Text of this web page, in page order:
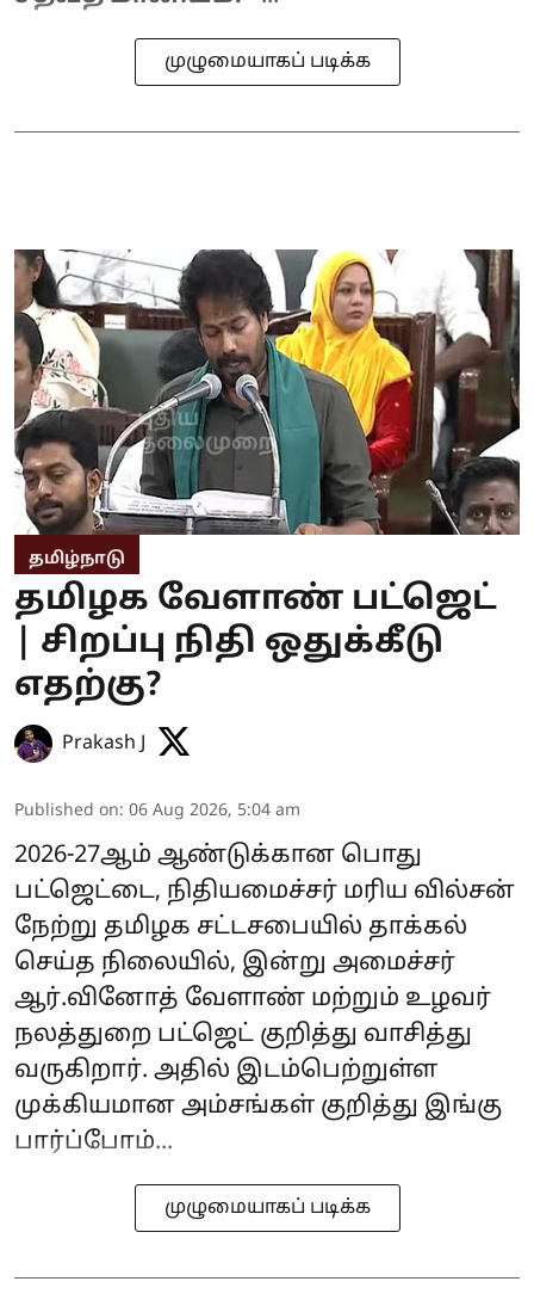
முழுமையாகப் படிக்க
தமிழ்நாடு
தமிழக வேளாண் பட்ஜெட்
| சிறப்பு நிதி ஒதுக்கீடு
எதற்கு?
Prakash J
Published on: 06 Aug 2026, 5:04 am
2026-27ஆம் ஆண்டுக்கான பொது
பட்ஜெட்டை, நிதியமைச்சர் மரிய வில்சன்
நேற்று தமிழக சட்டசபையில் தாக்கல்
செய்த நிலையில், இன்று அமைச்சர்
ஆர்.வினோத் வேளாண் மற்றும் உழவர்
நலத்துறை பட்ஜெட் குறித்து வாசித்து
வருகிறார். அதில் இடம்பெற்றுள்ள
முக்கியமான அம்சங்கள் குறித்து இங்கு
பார்ப்போம்...
முழுமையாகப் படிக்க